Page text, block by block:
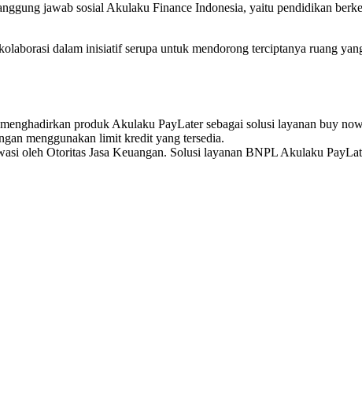
jawab sosial Akulaku Finance Indonesia, yaitu pendidikan
dalam inisiatif serupa untuk mendorong terciptanya ruang
produk Akulaku PayLater sebagai solusi layanan buy
menggunakan limit kredit yang tersedia.
oleh Otoritas Jasa Keuangan. Solusi layanan BNPL Akulaku